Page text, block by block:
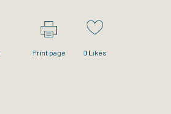
Print page 0 Likes